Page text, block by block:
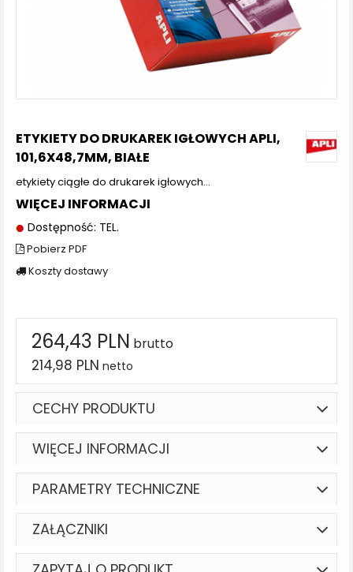
ETYKIETY DO DRUKAREK IGŁOWYCH APLI,
101,6X48,7MM, BIAŁE
etykiety ciągłe do drukarek igłowych…
WIĘCEJ INFORMACJI
Dostępność: TEL.
Pobierz PDF
Koszty dostawy
264,43 PLN brutto
214,98 PLN netto
CECHY PRODUKTU
WIĘCEJ INFORMACJI
PARAMETRY TECHNICZNE
ZAŁĄCZNIKI